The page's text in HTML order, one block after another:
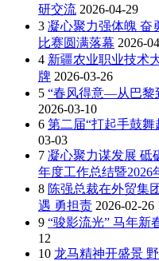
研交流 2026-04-29
3 凝心聚力强体魄
比赛圆满落幕 2026-
4 新疆农业职业技术
牌 2026-03-26
5 “春风得意—从巴黎
2026-03-10
6 第二届“打起手鼓
03-03
7 凝心聚力谋发展 砥
年度工作总结暨2026
8 陈强总裁在外贸集
遇 勇担责 2026-02-26
9 “骏影流光” 马年新
12
10 龙马精神开盛景